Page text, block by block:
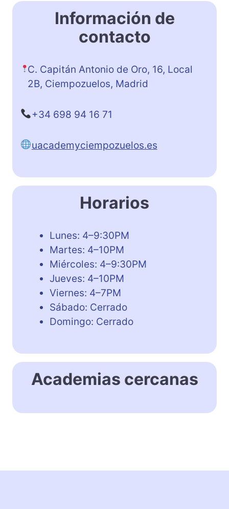
Información de
contacto
C. Capitán Antonio de Oro, 16, Local
2B, Ciempozuelos, Madrid
+34 698 94 16 71
uacademyciempozuelos.es
Horarios
Lunes: 4–9:30PM
Martes: 4–10PM
Miércoles: 4–9:30PM
Jueves: 4–10PM
Viernes: 4–7PM
Sábado: Cerrado
Domingo: Cerrado
Academias cercanas